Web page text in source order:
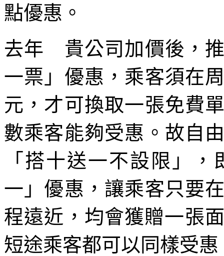
點優惠。
去年 貴公司加價後，
一票」優惠，乘客須在
元，才可換取一張免費
數乘客能夠受惠。故自
「搭十送一不設限」
一」優惠，讓乘客只要
程遠近，均會獲贈一張
短途乘客都可以同樣受惠